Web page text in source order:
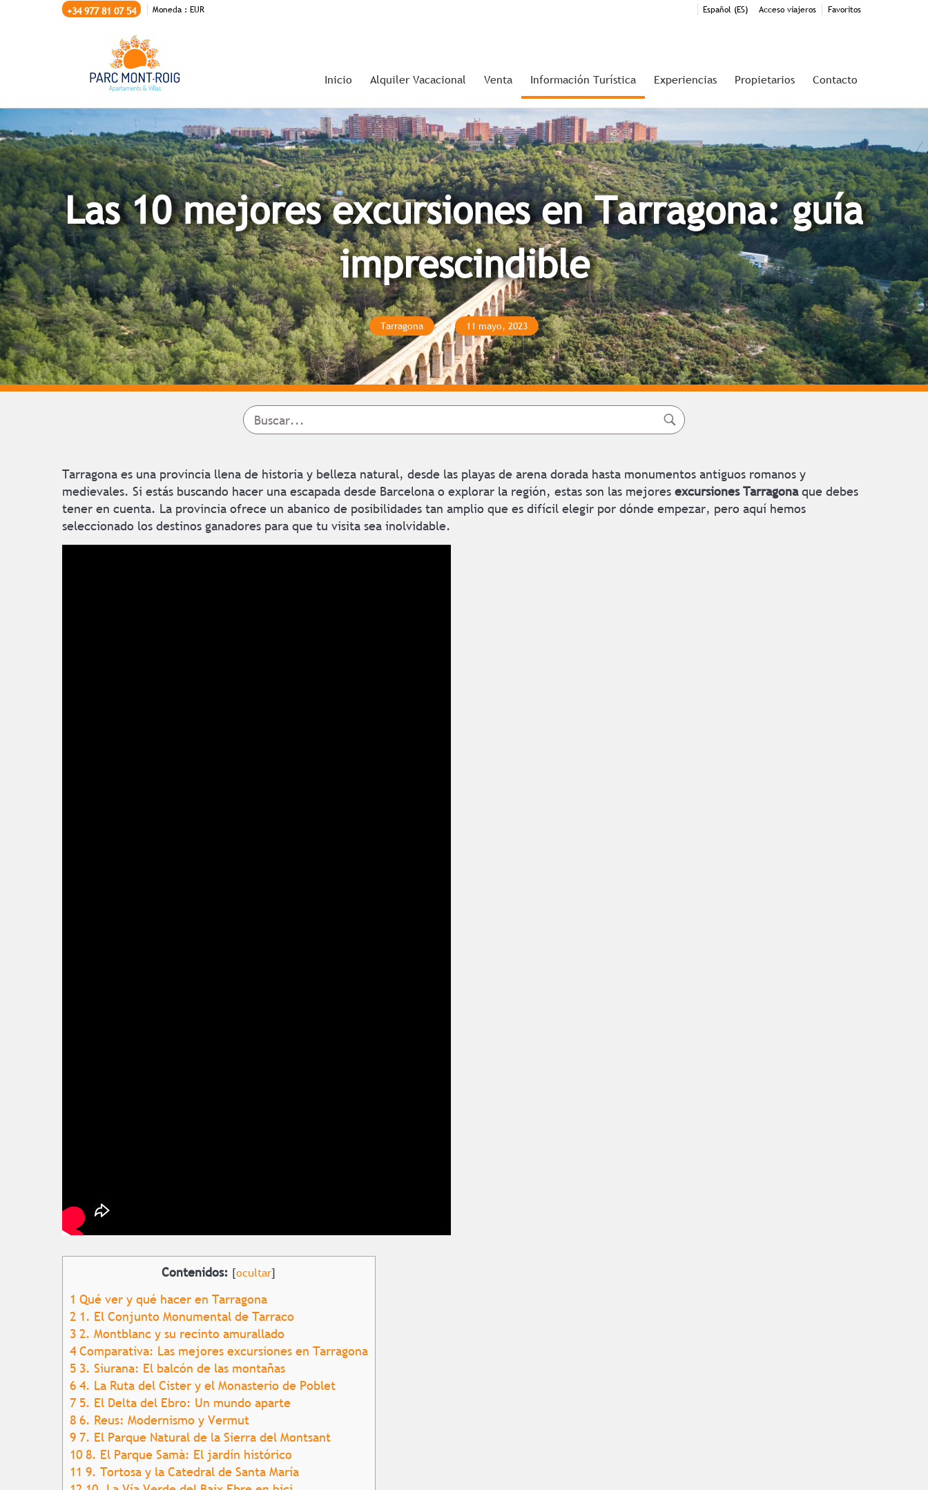
+34 977 81 07 54 Moneda : EUR Favoritos
Acceso viajeros
Español (ES)
Inicio Alquiler Vacacional Venta Información Turística Experiencias Propietarios Contacto
Las 10 mejores excursiones en Tarragona: guía
imprescindible
Tarragona 11 mayo, 2023
Tarragona es una provincia llena de historia y belleza natural, desde las playas de arena dorada hasta monumentos antiguos romanos y
medievales. Si estás buscando hacer una escapada desde Barcelona o explorar la región, estas son las mejores excursiones Tarragonaque debes
tener en cuenta. La provincia ofrece un abanico de posibilidades tan amplio que es difícil elegir por dónde empezar, pero aquí hemos
seleccionado los destinos ganadores para que tu visita sea inolvidable.
Contenidos: [ocultar]
1 Qué ver y qué hacer en Tarragona
21. El Conjunto Monumental de Tarraco
32. Montblanc y su recinto amurallado
4Comparativa: Las mejores excursiones en Tarragona
53. Siurana: El balcón de las montañas
64. La Ruta del Cister y el Monasterio de Poblet
75. El Delta del Ebro: Un mundo aparte
86. Reus: Modernismo y Vermut
97. El Parque Natural de la Sierra del Montsant
108. El Parque Samà: El jardín histórico
11 9. Tortosa y la Catedral de Santa María